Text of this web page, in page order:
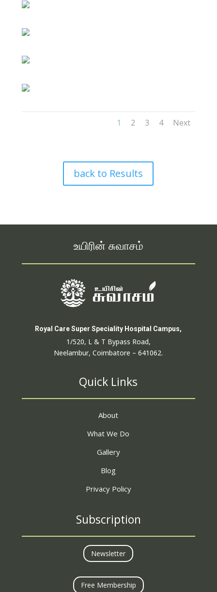
1 2 3 4 Next
back to Results
உயிரின் சுவாசம்
Royal Care Super Speciality Hospital Campus,
1/520, L & T Bypass Road,
Neelambur, Coimbatore – 641062.
Quick Links
About
What We Do
Gallery
Blog
Privacy Policy
Subscription
Newsletter
Free Membership